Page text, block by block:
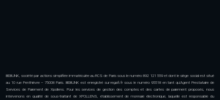
BEBUNK, société par actions simplifiée immatriculée au RCS de Paris sous le numéro 892 121 559 et dont le siège social est situé
au 10 rue Penthièvre – 75008 Paris. BEBUNK est enregistré sur regafi.fr sous le numéro 95518 en tant qu’Agent Prestataire de
Services de Paiement de Xpollens. Pour les services de gestion des comptes et des cartes de paiement proposés, nous
intervenons en qualité de sous-traitant de XPOLLENS, établissement de monnaie électronique, laquelle est responsable du